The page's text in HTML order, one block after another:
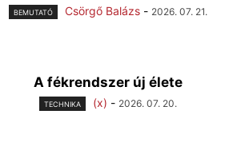
BEMUTATÓ Csörgő Balázs - 2026. 07. 21.
A fékrendszer új élete
TECHNIKA (x) - 2026. 07. 20.